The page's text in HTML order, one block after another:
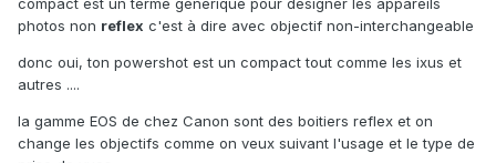
compact est un terme générique pour désigner les appareils
photos non reflex c'est à dire avec objectif non-interchangeable
donc oui, ton powershot est un compact tout comme les ixus et
autres ....
la gamme EOS de chez Canon sont des boitiers reflex et on
change les objectifs comme on veux suivant l'usage et le type de